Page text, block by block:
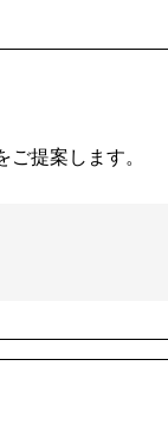
提案します。